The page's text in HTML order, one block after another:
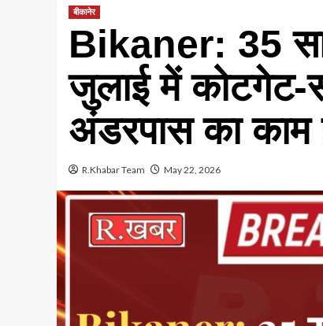
बीकानेर
Bikaner: 35
जुलाई में कोटगेट-
अंडरपास का काम
R.Khabar Team May 22, 2026